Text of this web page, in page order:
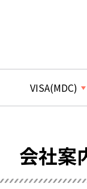
VISA(MDC)
会社案